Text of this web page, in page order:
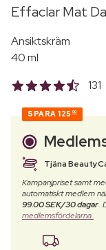
Effaclar Mat
Ansiktskräm
40 ml
131
SPARA 125 00
Tjäna
Kampanjpriset samt
automatiskt medlem
99.00 SEK/30 dagar.
medlemsfördelarna.